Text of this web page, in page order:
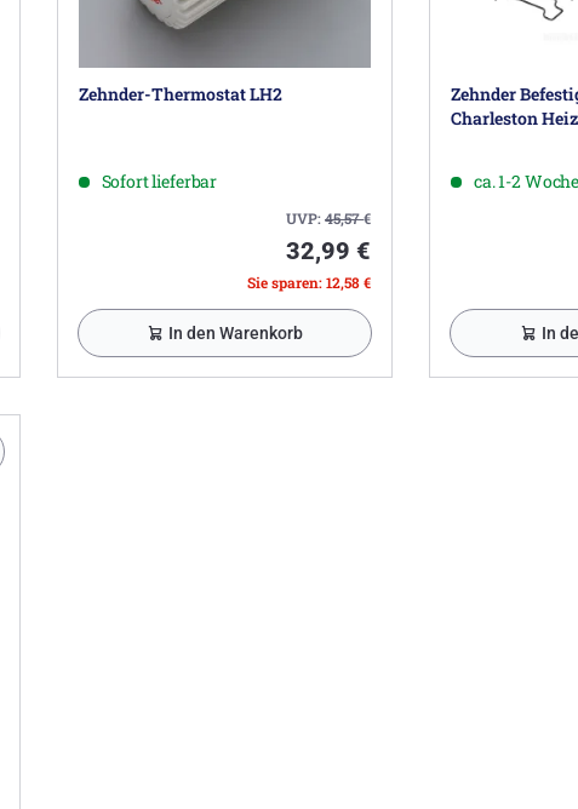
Zehnder-Thermostat LH2
Sofort lieferbar
UVP:45,57€
32,99 €
Sie sparen: 12,58 €
In den Warenkorb
Zehnder
Charleston
ca. 1-2
In